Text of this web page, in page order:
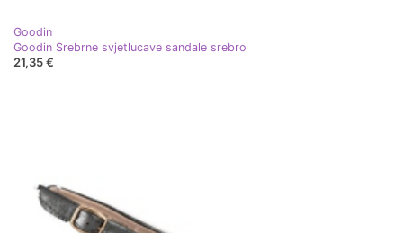
Goodin
Goodin Srebrne svjetlucave sandale srebro
21,35 €